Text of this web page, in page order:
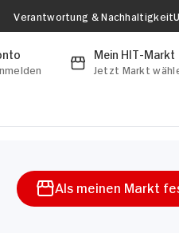
Verantwortung & Nachhaltigkeit
Mein HIT-Markt
Jetzt Markt
Als meinen Markt